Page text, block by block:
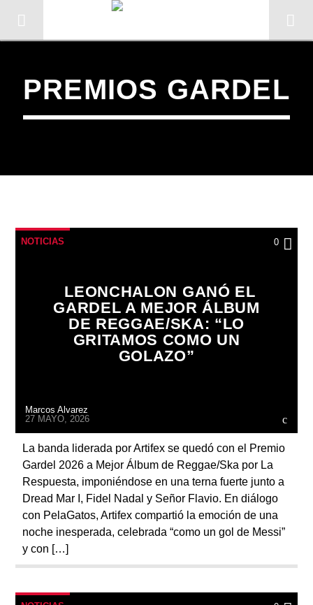
TÍTULO
ARTISTA
Radio
PREMIOS GARDEL
NOTICIAS 0
LEONCHALON GANÓ EL
GARDEL A MEJOR ÁLBUM
DE REGGAE/SKA: “LO
GRITAMOS COMO UN
GOLAZO”
Marcos Alvarez
27 MAYO, 2026
La banda liderada por Artifex se quedó con el Premio
Gardel 2026 a Mejor Álbum de Reggae/Ska por La
Respuesta, imponiéndose en una terna fuerte junto a
Dread Mar I, Fidel Nadal y Señor Flavio. En diálogo
con PelaGatos, Artifex compartió la emoción de una
noche inesperada, celebrada “como un gol de Messi”
y con […]